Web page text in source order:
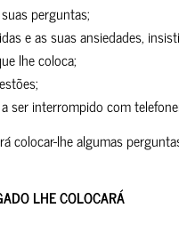
perguntas;
e as suas ansiedades,
lhe coloca;
ser interrompido com
colocar-lhe algumas
LHE COLOCARÁ